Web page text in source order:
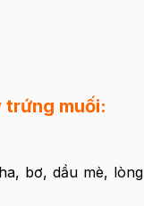
trứng muối:
bơ, dầu mè,